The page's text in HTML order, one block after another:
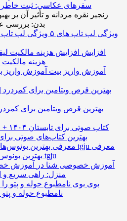
سفرهای عکاسی: ثبت
زنجیر نقره مردانه و تأثیر آن بر
بدن: بررسی
۵ ویژگی لپ تاپ های
افزایش
هزینه مالکیت
آموزش واریز بیت
بهترین قرص ویتامین برای
بهترین کتاب‌های صوتی
معرفی
بهترین بونوس‌های فارکس در سایت tgju
آموزش خصوصی شنا در
منزل: راهی سریع و
بوی
نامطبوع حوله و پتو